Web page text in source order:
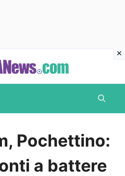
Pochettino:
a battere